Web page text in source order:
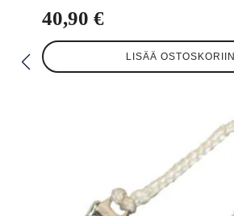
40,90 €
LISÄÄ OSTOSKORIIN